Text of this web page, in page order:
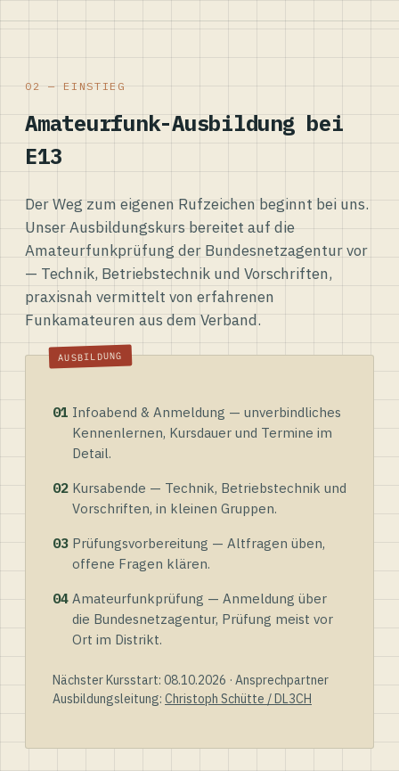
02 — EINSTIEG
Amateurfunk-Ausbildung bei
E13
Der Weg zum eigenen Rufzeichen beginnt bei uns.
Unser Ausbildungskurs bereitet auf die
Amateurfunkprüfung der Bundesnetzagentur vor
— Technik, Betriebstechnik und Vorschriften,
praxisnah vermittelt von erfahrenen
Funkamateuren aus dem Verband.
01 Infoabend & Anmeldung — unverbindliches
Kennenlernen, Kursdauer und Termine im
Detail.
02 Kursabende — Technik, Betriebstechnik und
Vorschriften, in kleinen Gruppen.
03 Prüfungsvorbereitung — Altfragen üben,
offene Fragen klären.
04 Amateurfunkprüfung — Anmeldung über
die Bundesnetzagentur, Prüfung meist vor
Ort im Distrikt.
Nächster Kursstart: 08.10.2026 · Ansprechpartner
Ausbildungsleitung: Christoph Schütte / DL3CH